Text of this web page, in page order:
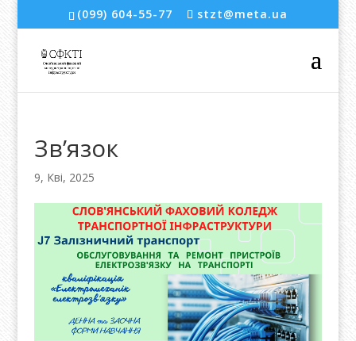
(099) 604-55-77 stzt@meta.ua
Зв’язок
9, Кві, 2025